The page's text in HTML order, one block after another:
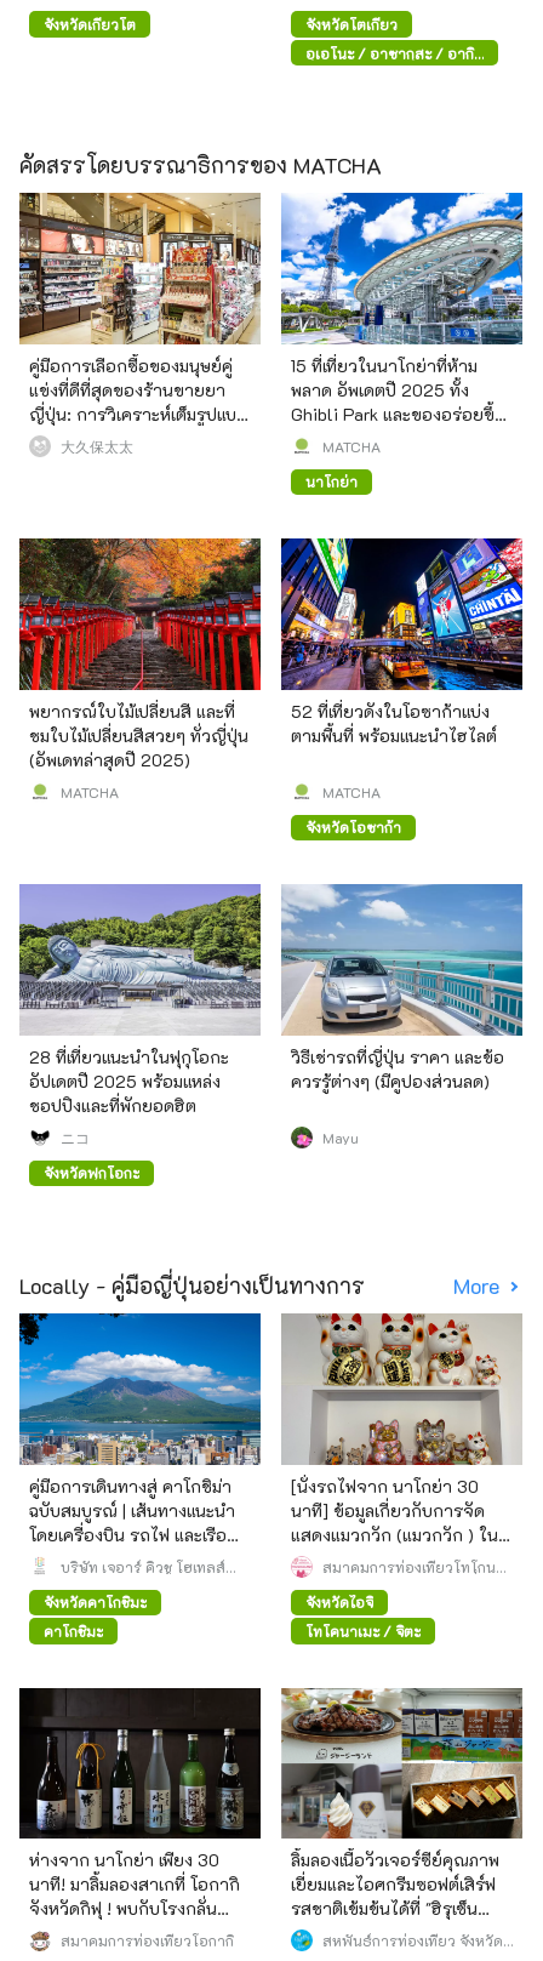
จังหวัดเกียวโต
จังหวัดโตเกียว
อุเอโนะ / อาซากุสะ / อากิ
ฮาบาระ
คัดสรรโดยบรรณาธิการของ MATCHA
คู่มือการเลือกซื้อของมนุษย์คู่
แข่งที่ดีที่สุดของร้านขายยา
ญี่ปุ่น: การวิเคราะห์เต็มรูปแบบ
ของ 12 ร้านขาย
大久保太太
15 ที่เที่ยวในนาโกย่าที่ห้าม
พลาด อัพเดตปี 2025 ทั้ง
Ghibli Park และของอร่อยขึ้น
ชื่อของนาโกย่า
MATCHA
นาโกย่า
พยากรณ์ใบไม้เปลี่ยนสี และที่
ชมใบไม้เปลี่ยนสีสวยๆ ทั่วญี่ปุ่น
(อัพเดทล่าสุดปี 2025)
MATCHA
52 ที่เที่ยวดังในโอซาก้าแบ่ง
ตามพื้นที่ พร้อมแนะนำไฮไลต์
MATCHA
จังหวัดโอซาก้า
28 ที่เที่ยวแนะนำในฟุกุโอกะ
อัปเดตปี 2025 พร้อมแหล่ง
ชอปปิงและที่พักยอดฮิต
ニコ
จังหวัดฟุกุโอกะ
วิธีเช่ารถที่ญี่ปุ่น ราคา และข้อ
ควรรู้ต่างๆ (มีคูปองส่วนลด)
Mayu
Locally - คู่มือญี่ปุ่นอย่างเป็นทางการ More
คู่มือการเดินทางสู่ คาโกชิม่า
ฉบับสมบูรณ์ | เส้นทางแนะนำ
โดยเครื่องบิน รถไฟ และเรือ
เฟอร์รี่บริษัท เจอาร์ คิวชู โฮเทลส์
แอนด์ รีสอร์ท จำกัด
จังหวัดคาโกชิมะ
คาโกชิมะ
[นั่งรถไฟจาก นาโกย่า 30
นาที] ข้อมูลเกี่ยวกับการจัด
แสดงแมวกวัก (แมวกวัก ) ใน
เมืองโทโคนาเมะ เมะ ซึ่งเป็น
แหล่งผลิตแมวกวักอันดับหนึ่ง
ของญี่ปุ่น
สมาคมการท่องเที่ยวโทโกนา
เมะ (สมาคมจดทะเบียนทั่วไป)
จังหวัดไอจิ
โทโคนาเมะ / จิตะ
ห่างจาก นาโกย่า เพียง 30
นาที! มาลิ้มลองสาเกที่ โอกากิ
จังหวัดกิฟุ ! พบกับโรงกลั่น
สาเกท้องถิ่นยอดนิยม 3 แห่ง
สมาคมการท่องเที่ยวโอกากิ
ลิ้มลองเนื้อวัวเจอร์ซีย์คุณภาพ
เยี่ยมและไอศกรีมซอฟต์เสิร์ฟ
รสชาติเข้มข้นได้ที่ "ฮิรุเซ็น
เจอร์ซี่แลนด์"
สหพันธ์การท่องเที่ยว จังหวัด